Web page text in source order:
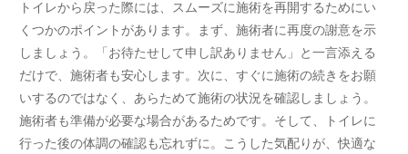
トイレから戻った際には、スムーズに施術を再開するためにい
くつかのポイントがあります。まず、施術者に再度の謝意を示
しましょう。「お待たせして申し訳ありません」と一言添える
だけで、施術者も安心します。次に、すぐに施術の続きをお願
いするのではなく、あらためて施術の状況を確認しましょう。
施術者も準備が必要な場合があるためです。そして、トイレに
行った後の体調の確認も忘れずに。こうした気配りが、快適な